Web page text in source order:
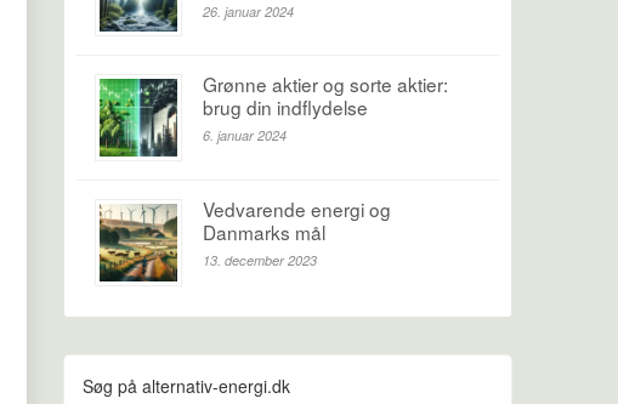
26. januar 2024
Grønne aktier og sorte aktier:
brug din indflydelse
6. januar 2024
Vedvarende energi og
Danmarks mål
13. december 2023
Søg på alternativ-energi.dk